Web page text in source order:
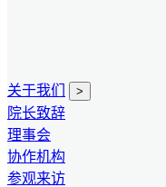
关于我们 >
院长致辞
理事会
协作机构
参观来访